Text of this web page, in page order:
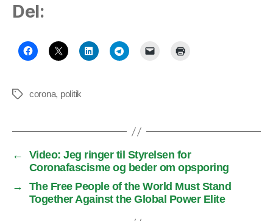
Del:
Tagscorona, politik
←
Video: Jeg ringer til Styrelsen for
Coronafascisme og beder om opsporing
→
The Free People of the World Must Stand
Together Against the Global Power Elite